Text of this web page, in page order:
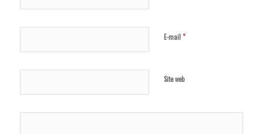
E-mail*
Site web